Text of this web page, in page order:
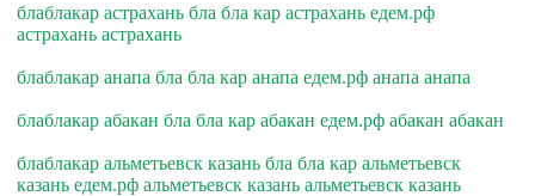
блаблакар астрахань бла бла кар астрахань едем.рф
астрахань астрахань
блаблакар анапа бла бла кар анапа едем.рф анапа анапа
блаблакар абакан бла бла кар абакан едем.рф абакан абакан
блаблакар альметьевск казань бла бла кар альметьевск
казань едем.рф альметьевск казань альметьевск казань